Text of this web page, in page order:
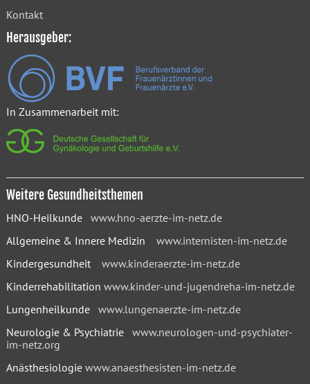
Kontakt
Herausgeber:
In Zusammenarbeit mit:
Weitere Gesundheitsthemen
HNO-Heilkunde www.hno-aerzte-im-netz.de
Allgemeine & Innere Medizin www.internisten-im-netz.de
Kindergesundheit www.kinderaerzte-im-netz.de
Kinderrehabilitation www.kinder-und-jugendreha-im-netz.de
Lungenheilkunde www.lungenaerzte-im-netz.de
Neurologie & Psychiatrie www.neurologen-und-psychiater-
im-netz.org
Anästhesiologie www.anaesthesisten-im-netz.de